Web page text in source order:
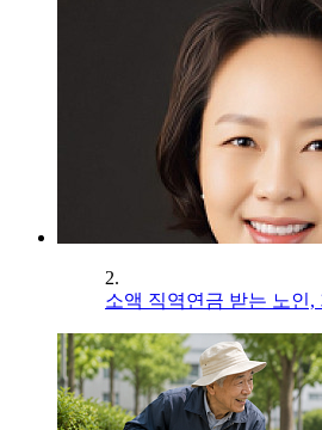
2.
소액 직역연금 받는 노인